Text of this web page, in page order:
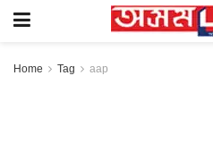
Home Tag aap